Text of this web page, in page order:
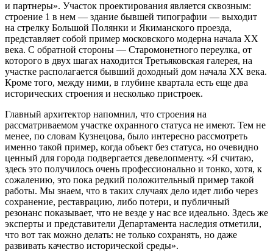
и партнеры». Участок проектирования является сквозным:
строение 1 в нем — здание бывшей типографии — выходит
на стрелку Большой Полянки и Якиманского проезда,
представляет собой пример московского модерна начала XX
века. С обратной стороны — Старомонетного переулка, от
которого в двух шагах находится Третьяковская галерея, на
участке располагается бывший доходный дом начала XX века.
Кроме того, между ними, в глубине квартала есть еще два
исторических строения и несколько пристроек.
Главный архитектор напомнил, что строения на
рассматриваемом участке охранного статуса не имеют. Тем не
менее, по словам Кузнецова, было интересно рассмотреть
именно такой пример, когда объект без статуса, но очевидно
ценный для города подвергается девелопменту. «Я считаю,
здесь это получилось очень профессионально и тонко, хотя, к
сожалению, это пока редкий положительный пример такой
работы. Мы знаем, что в таких случаях дело идет либо через
сохранение, реставрацию, либо потери, и публичный
резонанс показывает, что не везде у нас все идеально. Здесь же
эксперты и представители Департамента наследия отметили,
что вот так можно делать: не только сохранять, но даже
развивать качество исторической среды».